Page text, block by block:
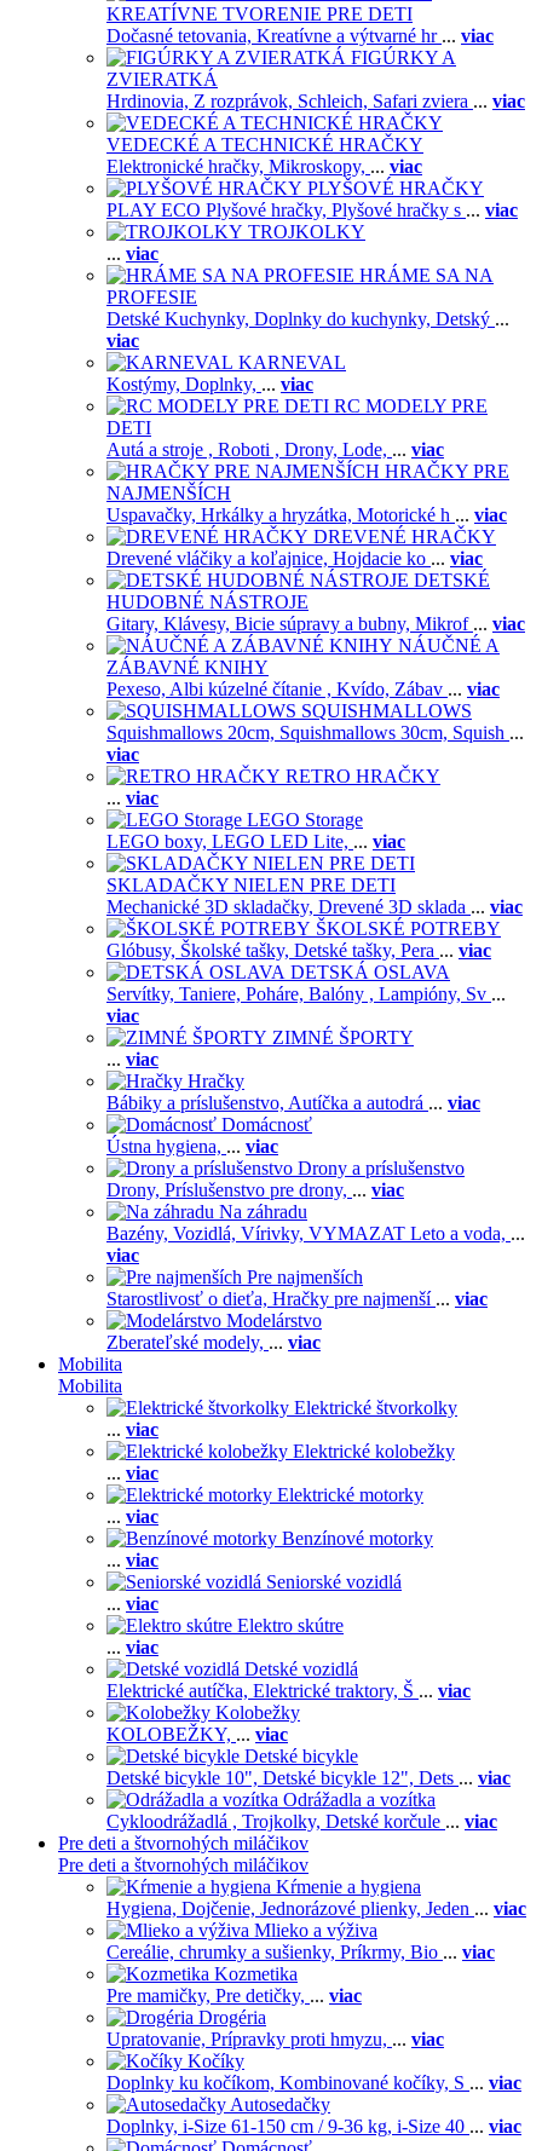
KREATÍVNE TVORENIE PRE DETI
Dočasné tetovania, Kreatívne a výtvarné hr ... viac
FIGÚRKY A
ZVIERATKÁ
Hrdinovia, Z rozprávok, Schleich, Safari zviera ... viac
VEDECKÉ A TECHNICKÉ HRAČKY
Elektronické hračky, Mikroskopy, ... viac
PLYŠOVÉ HRAČKY
PLAY ECO Plyšové hračky, Plyšové hračky s ... viac
TROJKOLKY
... viac
HRÁME SA NA
PROFESIE
Detské Kuchynky, Doplnky do kuchynky, Detský ...
viac
KARNEVAL
Kostýmy, Doplnky, ... viac
RC MODELY PRE
DETI
Autá a stroje , Roboti , Drony, Lode, ... viac
HRAČKY PRE
NAJMENŠÍCH
Uspavačky, Hrkálky a hryzátka, Motorické h ... viac
DREVENÉ HRAČKY
Drevené vláčiky a koľajnice, Hojdacie ko ... viac
DETSKÉ
HUDOBNÉ NÁSTROJE
Gitary, Klávesy, Bicie súpravy a bubny, Mikrof ... viac
NÁUČNÉ A
ZÁBAVNÉ KNIHY
Pexeso, Albi kúzelné čítanie , Kvído, Zábav ... viac
SQUISHMALLOWS
Squishmallows 20cm, Squishmallows 30cm, Squish ...
viac
RETRO HRAČKY
... viac
LEGO Storage
LEGO boxy, LEGO LED Lite, ... viac
SKLADAČKY NIELEN PRE DETI
Mechanické 3D skladačky, Drevené 3D sklada ... viac
ŠKOLSKÉ POTREBY
Glóbusy, Školské tašky, Detské tašky, Pera ... viac
DETSKÁ OSLAVA
Servítky, Taniere, Poháre, Balóny , Lampióny, Sv ...
viac
ZIMNÉ ŠPORTY
... viac
Hračky
Bábiky a príslušenstvo, Autíčka a autodrá ... viac
Domácnosť
Ústna hygiena, ... viac
Drony a príslušenstvo
Drony, Príslušenstvo pre drony, ... viac
Na záhradu
Bazény, Vozidlá, Vírivky, VYMAZAT Leto a voda, ...
viac
Pre najmenších
Starostlivosť o dieťa, Hračky pre najmenší ... viac
Modelárstvo
Zberateľské modely, ... viac
Mobilita
Mobilita
Elektrické štvorkolky
... viac
Elektrické kolobežky
... viac
Elektrické motorky
... viac
Benzínové motorky
... viac
Seniorské vozidlá
... viac
Elektro skútre
... viac
Detské vozidlá
Elektrické autíčka, Elektrické traktory, Š ... viac
Kolobežky
KOLOBEŽKY, ... viac
Detské bicykle
Detské bicykle 10", Detské bicykle 12", Dets ... viac
Odrážadla a vozítka
Cykloodrážadlá , Trojkolky, Detské korčule ... viac
Pre deti a štvornohých miláčikov
Pre deti a štvornohých miláčikov
Kŕmenie a hygiena
Hygiena, Dojčenie, Jednorázové plienky, Jeden ... viac
Mlieko a výživa
Cereálie, chrumky a sušienky, Príkrmy, Bio ... viac
Kozmetika
Pre mamičky, Pre detičky, ... viac
Drogéria
Upratovanie, Prípravky proti hmyzu, ... viac
Kočíky
Doplnky ku kočíkom, Kombinované kočíky, S ... viac
Autosedačky
Doplnky, i-Size 61-150 cm / 9-36 kg, i-Size 40 ... viac